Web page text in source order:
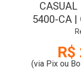
5400-CA |
(via Pix ou